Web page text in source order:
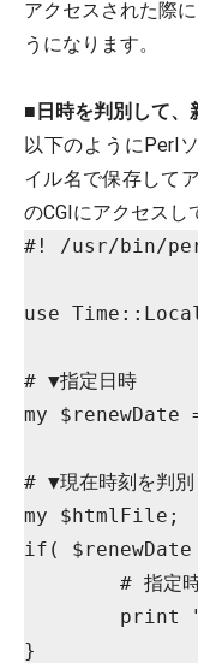
アクセスされた際
うになります。
■ 日時を判別して、
以下のようにPerl
イル名で保存して
のCGIにアクセスし
#! /usr/bin/
use
# ▼指定日時
my
# ▼現在時刻を判別
my $htmlFile;
if(
print
}